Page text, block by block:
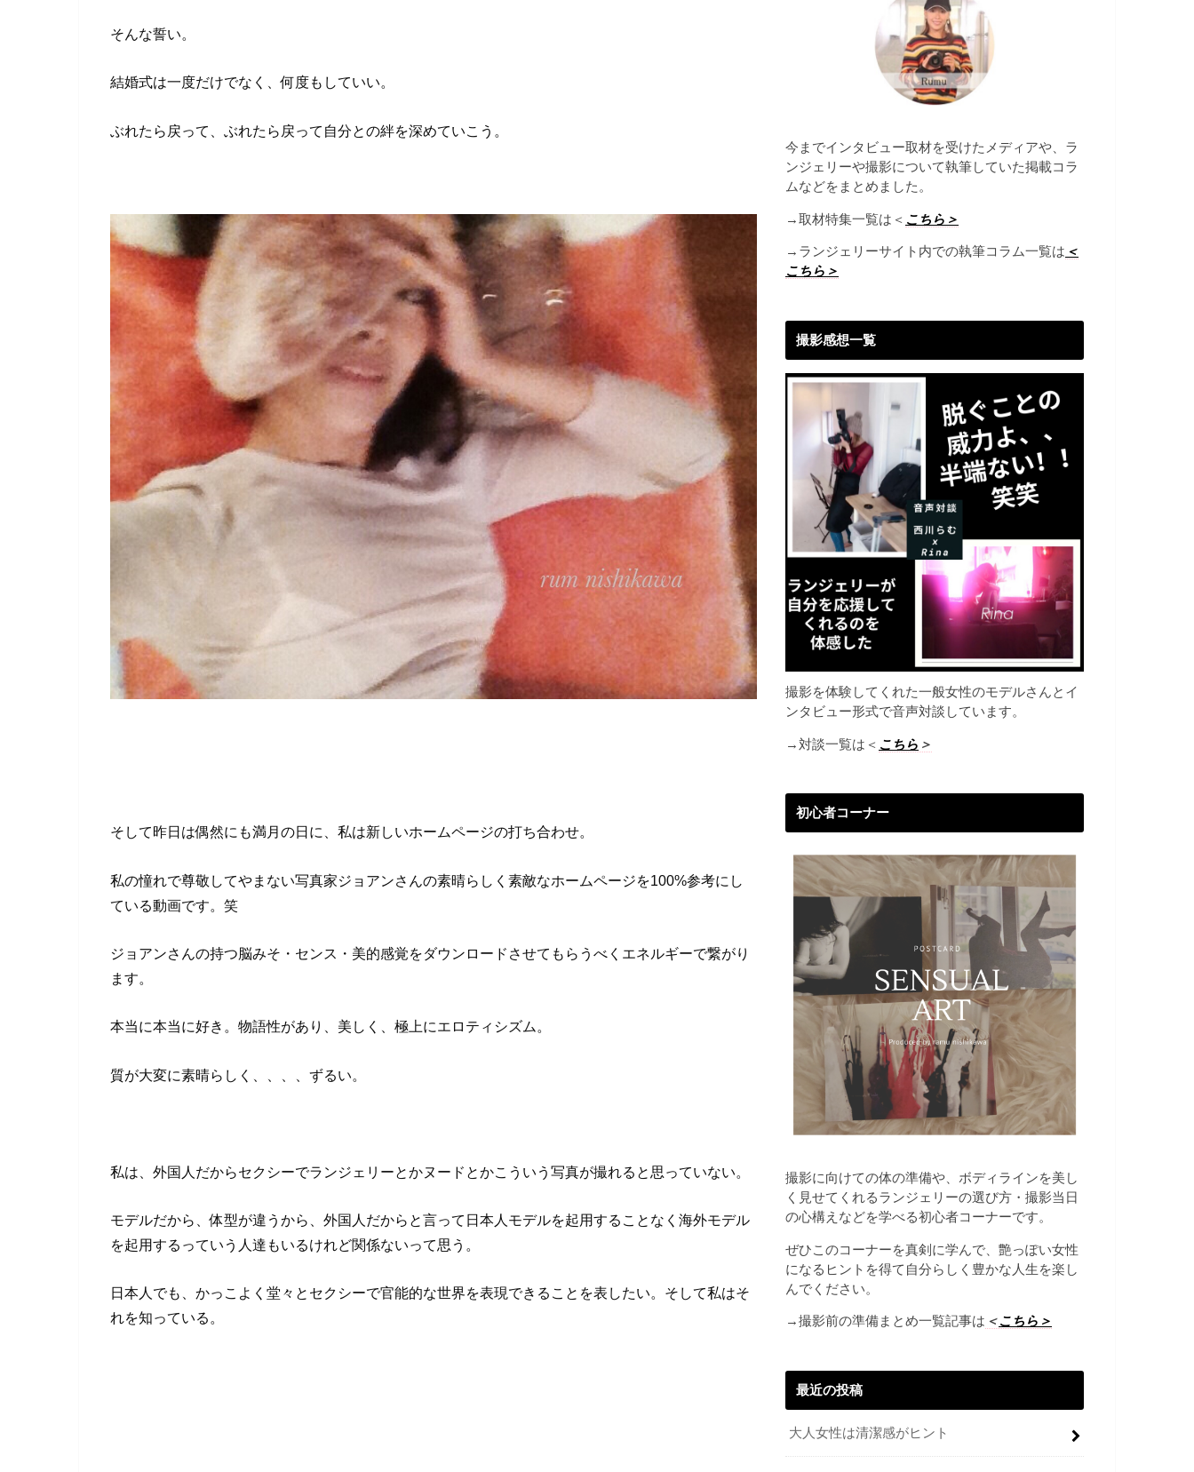
そんな誓い。
結婚式は一度だけでなく、何度もしていい。
ぶれたら戻って、ぶれたら戻って自分との絆を深めていこう。
そして昨日は偶然にも満月の日に、私は新しいホームページの打ち合わせ。
私の憧れで尊敬してやまない写真家ジョアンさんの素晴らしく素敵なホームページを100%参考にし
ている動画です。笑
ジョアンさんの持つ脳みそ・センス・美的感覚をダウンロードさせてもらうべくエネルギーで繋がり
ます。
本当に本当に好き。物語性があり、美しく、極上にエロティシズム。
質が大変に素晴らしく、、、、ずるい。
私は、外国人だからセクシーでランジェリーとかヌードとかこういう写真が撮れると思っていない。
モデルだから、体型が違うから、外国人だからと言って日本人モデルを起用することなく海外モデル
を起用するっていう人達もいるけれど関係ないって思う。
日本人でも、かっこよく堂々とセクシーで官能的な世界を表現できることを表したい。そして私はそ
れを知っている。
今までインタビュー取材を受けたメディアや、ラ
ンジェリーや撮影について執筆していた掲載コラ
ムなどをまとめました。
→取材特集一覧は＜ こちら＞
→ランジェリーサイト内での執筆コラム一覧は ＜
こちら＞
撮影感想一覧
撮影を体験してくれた一般女性のモデルさんとイ
ンタビュー形式で音声対談しています。
→対談一覧は＜ こちら ＞
初心者コーナー
撮影に向けての体の準備や、ボディラインを美し
く見せてくれるランジェリーの選び方・撮影当日
の心構えなどを学べる初心者コーナーです。
ぜひこのコーナーを真剣に学んで、艶っぽい女性
になるヒントを得て自分らしく豊かな人生を楽し
んでください。
→撮影前の準備まとめ一覧記事は ＜こちら＞
最近の投稿
大人女性は清潔感がヒント